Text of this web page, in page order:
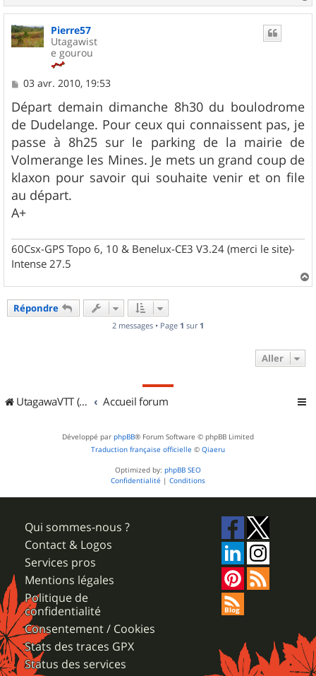
a
u
Pierre57
Utagawist
e gourou
M
s
s
a
g
e
03 avr. 2010, 19:53
Départ demain dimanche 8h30 du boulodrome
de Dudelange. Pour ceux qui connaissent pas, je
passe à 8h25 sur le parking de la mairie de
Volmerange les Mines. Je mets un grand coup de
klaxon pour savoir qui souhaite venir et on file
au départ.
A+
60Csx-GPS Topo 6, 10 & Benelux-CE3 V3.24 (merci le site)-
Intense 27.5
a
Répondre
2 messages • Page 1 sur 1
Aller
UtagawaVTT (Randos VTT et VTTAE avec traces GPS) Accueil forum
Développé par phpBB® Forum Software © phpBB Limited
Traduction française officielle © Qiaeru
Optimized by: phpBB SEO
Confidentialité | Conditions
Qui sommes-nous ?
Contact & Logos
Services pros
Mentions légales
Politique de
confidentialité
Consentement / Cookies
Stats des traces GPX
Status des services